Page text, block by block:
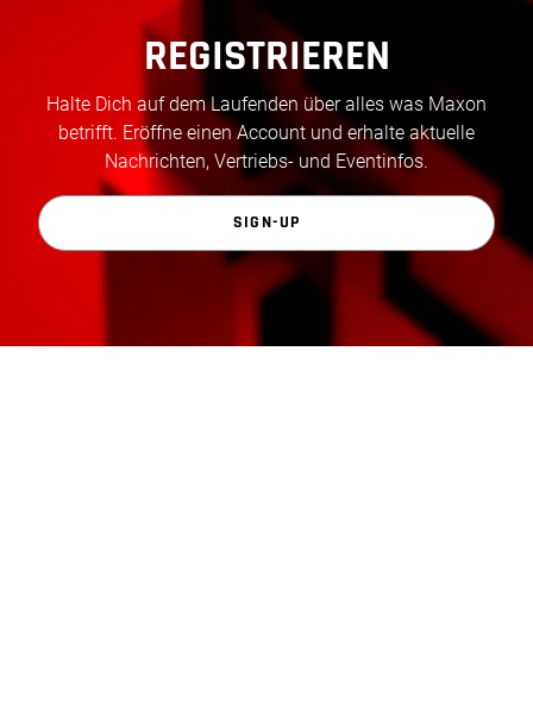
REGISTRIEREN
Halte Dich auf dem Laufenden über alles was Maxon
betrifft. Eröffne einen Account und erhalte aktuelle
Nachrichten, Vertriebs- und Eventinfos.
SIGN-UP